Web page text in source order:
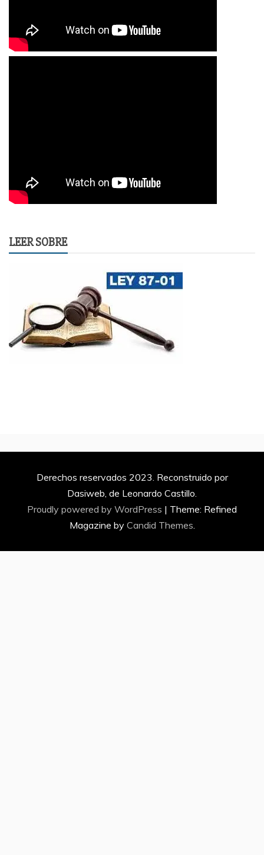
LEER SOBRE
Derechos reservados 2023. Reconstruido por
Dasiweb, de Leonardo Castillo.
Proudly powered by WordPress | Theme: Refined
Magazine by Candid Themes.